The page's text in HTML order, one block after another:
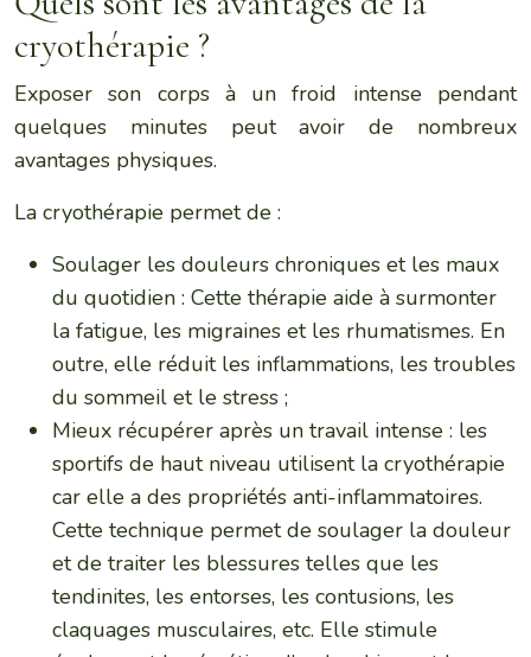
cryothérapie ?
Exposer son corps à un froid intense pendant
quelques minutes peut avoir de nombreux
avantages physiques.
La cryothérapie permet de :
Soulager les douleurs chroniques et les maux
du quotidien : Cette thérapie aide à surmonter
la fatigue, les migraines et les rhumatismes. En
outre, elle réduit les inflammations, les troubles
du sommeil et le stress ;
Mieux récupérer après un travail intense : les
sportifs de haut niveau utilisent la cryothérapie
car elle a des propriétés anti-inflammatoires.
Cette technique permet de soulager la douleur
et de traiter les blessures telles que les
tendinites, les entorses, les contusions, les
claquages musculaires, etc. Elle stimule